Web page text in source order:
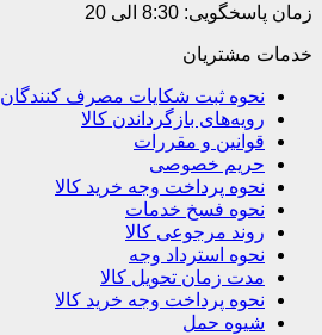
زمان پاسخگویی: 8:30 الی 20
خدمات مشتریان
نحوه ثبت شکایات مصرف کنندگان
رویه‌های بازگرداندن کالا
قوانین و مقررات
حریم خصوصی
نحوه پرداخت وجه خرید کالا
نحوه فسخ خدمات
روند مرجوعی کالا
نحوه استرداد وجه
مدت زمان تحویل کالا
نحوه پرداخت وجه خرید کالا
شیوه حمل